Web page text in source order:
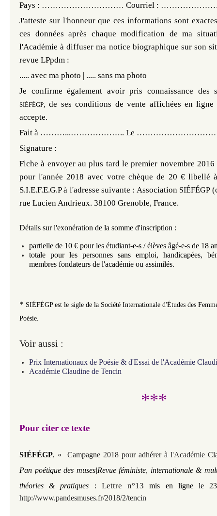
Pays : ………………………… Courriel :
J'atteste sur l'honneur que ces informations sont
ces données après chaque modification de ma
l'Académie à diffuser ma notice biographique sur son
revue LPpdm :
..... avec ma photo | ..... sans ma photo
Je confirme également avoir pris connaissance des
SIÉFÉGP, de ses conditions de vente affichées en
accepte.
Fait à ………...……………….. Le
Signature :
Fiche à envoyer au plus tard le premier novembre
pour l'année 2018 avec votre chèque de 20 € libellé
S.I.E.F.E.G.P à l'adresse suivante : Association SIÉFÉGP
rue Lucien Andrieux. 38100 Grenoble, France.
Détails sur l'exonération de la somme d'inscription :
partielle de 10 € pour les étudiant-e-s / élèves âgé-e-s de 18
totale pour les personnes sans emploi, handicapées,
membres fondateurs de l'académie ou assimilés.
* SIÉFÉGP est le sigle de la Société Internationale d'Études des
Poésie.
Voir aussi :
Prix Internationaux de Poésie & d'Essai de l'Académie
Académie Claudine de Tencin
***
Pour citer ce texte
SIÉFÉGP, «
Campagne 2018 pour adhérer à l'Académie
Pan poétique des muses|Revue féministe, internationale &
théories & pratiques : Lettre n°13mis en ligne le
http://www.pandesmuses.fr/2018/2/tencin